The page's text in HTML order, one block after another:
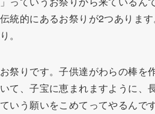
統的にあるお祭りが2つありま
。
祭りです。子供達がわらの棒を
て、子宝に恵まれますように、
いう願いをこめてってやるんで